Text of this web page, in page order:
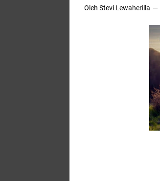
Oleh Stevi Lewaherilla